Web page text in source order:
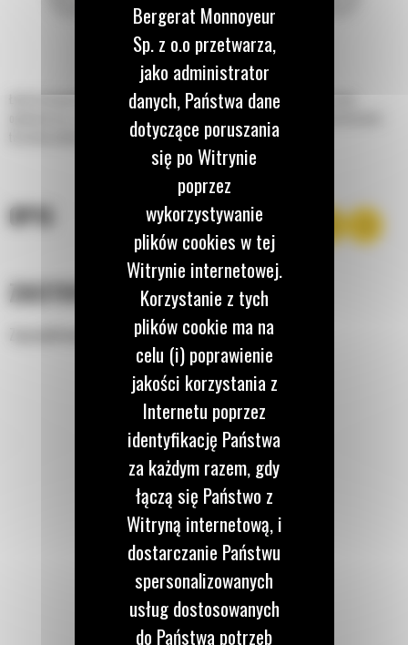
Łyżki do kopania do minikoparek Cat® idealnie nadają się do kopania rowów,
ogólnych prac związanych z wykopami i zasypywania w miękkim lub umiarkowanie
OPIS
ZASTOSOWANIE
Zaprojektowane do różnych zastosowań i materiałów.
Bergerat Monnoyeur
Sp. z o.o przetwarza,
jako administrator
danych, Państwa dane
dotyczące poruszania
się po Witrynie
poprzez
wykorzystywanie
plików cookies w tej
Witrynie internetowej.
Korzystanie z tych
plików cookie ma na
celu (i) poprawienie
jakości korzystania z
Internetu poprzez
identyfikację Państwa
za każdym razem, gdy
łączą się Państwo z
Witryną internetową, i
dostarczanie Państwu
spersonalizowanych
usług dostosowanych
do Państwa potrzeb